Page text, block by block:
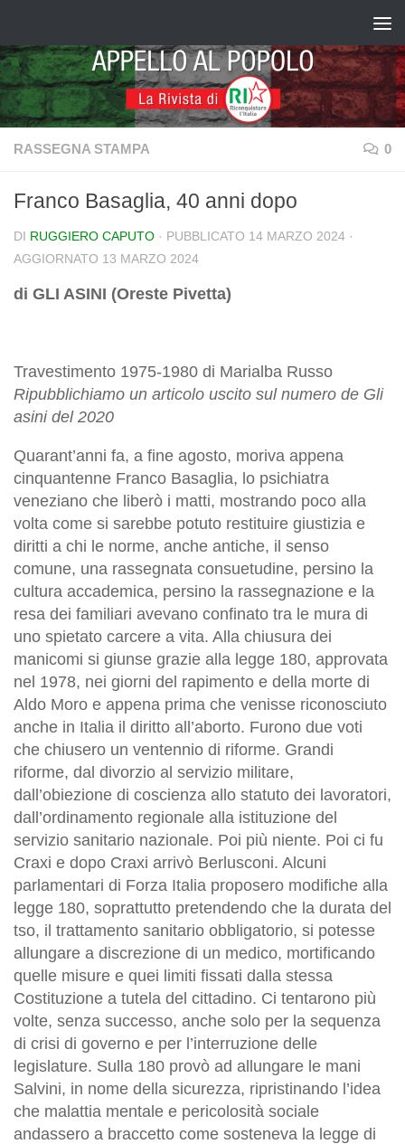
RASSEGNA STAMPA 0
Franco Basaglia, 40 anni dopo
DI RUGGIERO CAPUTO · PUBBLICATO 14 MARZO 2024 ·
AGGIORNATO 13 MARZO 2024
di GLI ASINI (Oreste Pivetta)
Travestimento 1975-1980 di Marialba Russo
Ripubblichiamo un articolo uscito sul numero de Gli
asini del 2020
Quarant’anni fa, a fine agosto, moriva appena
cinquantenne Franco Basaglia, lo psichiatra
veneziano che liberò i matti, mostrando poco alla
volta come si sarebbe potuto restituire giustizia e
diritti a chi le norme, anche antiche, il senso
comune, una rassegnata consuetudine, persino la
cultura accademica, persino la rassegnazione e la
resa dei familiari avevano confinato tra le mura di
uno spietato carcere a vita. Alla chiusura dei
manicomi si giunse grazie alla legge 180, approvata
nel 1978, nei giorni del rapimento e della morte di
Aldo Moro e appena prima che venisse riconosciuto
anche in Italia il diritto all’aborto. Furono due voti
che chiusero un ventennio di riforme. Grandi
riforme, dal divorzio al servizio militare,
dall’obiezione di coscienza allo statuto dei lavoratori,
dall’ordinamento regionale alla istituzione del
servizio sanitario nazionale. Poi più niente. Poi ci fu
Craxi e dopo Craxi arrivò Berlusconi. Alcuni
parlamentari di Forza Italia proposero modifiche alla
legge 180, soprattutto pretendendo che la durata del
tso, il trattamento sanitario obbligatorio, si potesse
allungare a discrezione di un medico, mortificando
quelle misure e quei limiti fissati dalla stessa
Costituzione a tutela del cittadino. Ci tentarono più
volte, senza successo, anche solo per la sequenza
di crisi di governo e per l’interruzione delle
legislature. Sulla 180 provò ad allungare le mani
Salvini, in nome della sicurezza, ripristinando l’idea
che malattia mentale e pericolosità sociale
andassero a braccetto come sosteneva la legge di